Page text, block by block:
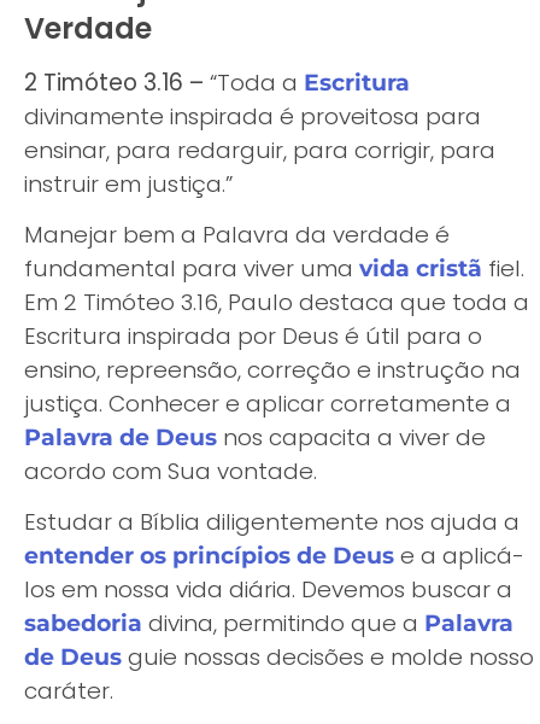
Verdade
2 Timóteo 3.16 – “Toda a Escritura
divinamente inspirada é proveitosa para
ensinar, para redarguir, para corrigir, para
instruir em justiça.”
Manejar bem a Palavra da verdade é
fundamental para viver uma vida cristã fiel.
Em 2 Timóteo 3.16, Paulo destaca que toda a
Escritura inspirada por Deus é útil para o
ensino, repreensão, correção e instrução na
justiça. Conhecer e aplicar corretamente a
Palavra de Deus nos capacita a viver de
acordo com Sua vontade.
Estudar a Bíblia diligentemente nos ajuda a
entender os princípios de Deus e a aplicá-
los em nossa vida diária. Devemos buscar a
sabedoria divina, permitindo que a Palavra
de Deus guie nossas decisões e molde nosso
caráter.